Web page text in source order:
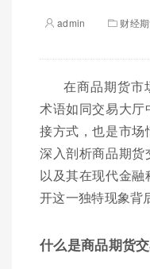
admin 财经
在商品期货市
术语如同交易大
接方式，也是市
深入剖析商品期
以及其在现代金
开这一独特现象背
什么是商品期货